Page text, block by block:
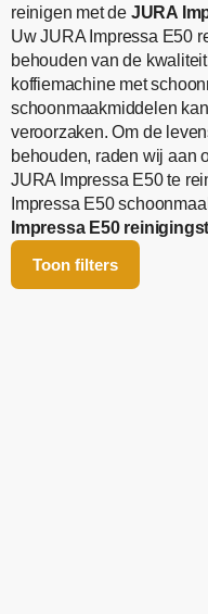
reinigen met de JURA
Uw JURA Impressa E50
behouden van de
koffiemachine met
schoonmaakmiddelen
veroorzaken. Om de
behouden, raden wij aan
JURA Impressa E50 te
Impressa E50
Impressa E50
Toon filters